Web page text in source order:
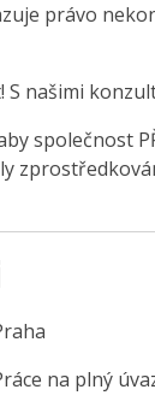
právo
S našimi
společnost
na plný